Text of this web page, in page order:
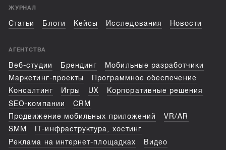
ЖУРНАЛ
Статьи Блоги Кейсы Исследования Новости
АГЕНТСТВА
Веб-студии Брендинг
Мобильные разработчики
Маркетинг-проекты
Программное обеспечение
Консалтинг
Игры UX
Корпоративные решения
SEO-компании
CRM
Продвижение мобильных приложений
VR/AR
SMM
IT-инфраструктура, хостинг
Реклама на интернет-площадках
Видео